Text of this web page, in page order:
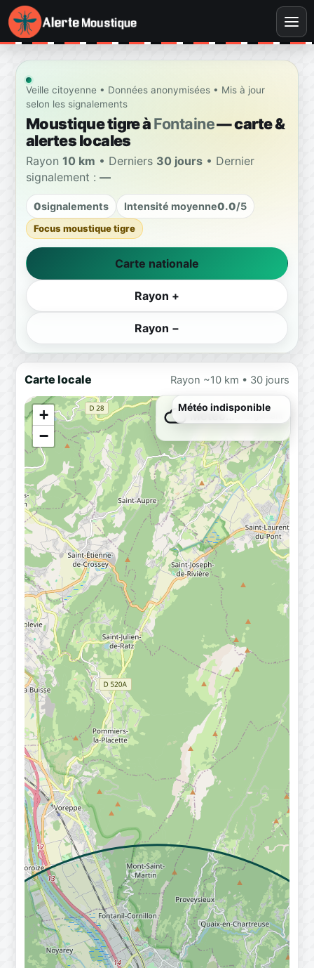
Veille citoyenne • Données anonymisées • Mis à jour
selon les signalements
Moustique tigre àFontaine— carte &
alertes locales
Rayon 10 km • Derniers 30 jours • Dernier
signalement : —
0signalements Intensité moyenne0.0/5
Focus moustique tigre
Carte nationale
Rayon +
Rayon −
Carte locale Rayon ~10 km • 30 jours
+
−
Météo…Chargement
Météo indisponible